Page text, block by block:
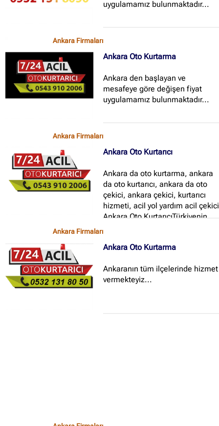
uygulamamız bulunmaktadır...
Ankara Firmaları
Ankara Oto Kurtarma
Ankara den başlayan ve
mesafeye göre değişen fiyat
uygulamamız bulunmaktadır...
Ankara Firmaları
Ankara Oto Kurtarıcı
Ankara da oto kurtarma, ankara
da oto kurtarıcı, ankara da oto
çekici, ankara çekici, kurtarıcı
hizmeti, acil yol yardım acil çekici
Ankara Oto KurtarıcıTürkiyenin
Ankara Firmaları
Ankara Oto Kurtarma
Ankaranın tüm ilçelerinde hizmet
vermekteyiz...